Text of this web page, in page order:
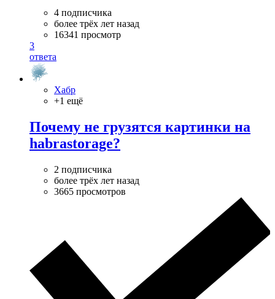
4 подписчика
более трёх лет назад
16341 просмотр
3
ответа
Хабр
+1 ещё
Почему не грузятся картинки на
habrastorage?
2 подписчика
более трёх лет назад
3665 просмотров